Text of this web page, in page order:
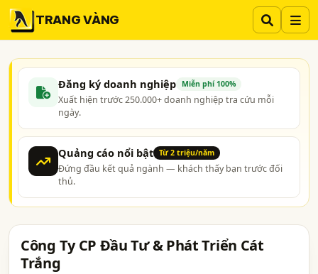
TRANG VÀNG
Đăng ký doanh nghiệp Miễn phí 100%
Xuất hiện trước 250.000+ doanh nghiệp tra cứu mỗi
ngày.
Quảng cáo nổi bật Từ 2 triệu/năm
Đứng đầu kết quả ngành — khách thấy bạn trước đối
thủ.
Công Ty CP Đầu Tư & Phát Triển Cát
Trắng